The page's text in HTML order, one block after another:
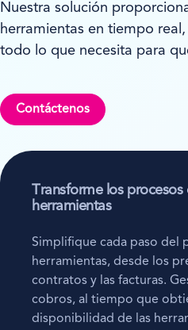
Nuestra solución
herramientas en tiempo
todo lo que necesita para
Contáctenos
Transforme los procesos
herramientas
Simplifique cada paso del
herramientas, desde los
contratos y las facturas.
cobros, al tiempo que
disponibilidad de las